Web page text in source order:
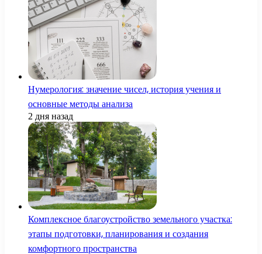
Нумерология: значение чисел, история учения и
основные методы анализа
2 дня назад
Комплексное благоустройство земельного участка:
этапы подготовки, планирования и создания
комфортного пространства